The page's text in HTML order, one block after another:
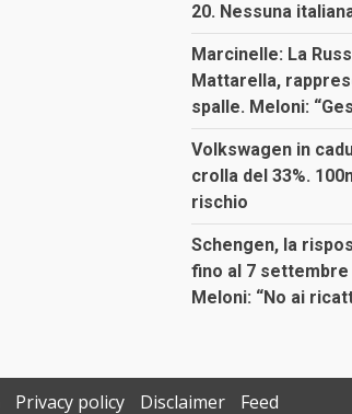
20. Nessuna
Marcinelle: La
Mattarella,
spalle. Meloni:
Volkswagen in
crolla del 33%.
rischio
Schengen, la
fino al 7 settembre
Meloni: “No ai
Privacy policy Disclaimer Feed